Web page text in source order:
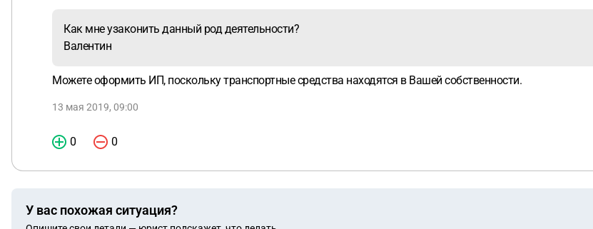
Как мне узаконить данный род деятельности?
Валентин
Можете оформить ИП, поскольку транспортные средства находятся в Вашей собственности.
13 мая 2019, 09:00
0 0
У вас похожая ситуация?